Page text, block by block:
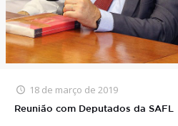
18 de março de 2019
Reunião com Deputados da SAFL